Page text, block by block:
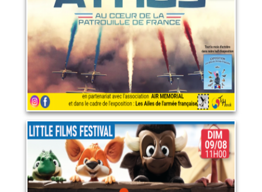
3 octobre 2026
LIRE PLUS
Little films festival : Animo
rigolo
9 août 2026